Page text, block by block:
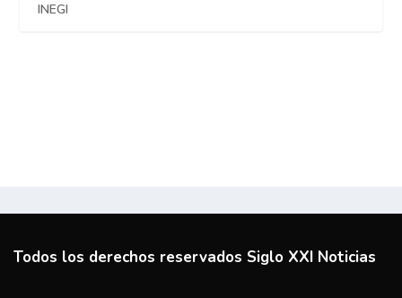
INEGI
Todos los derechos reservados Siglo XXI Noticias